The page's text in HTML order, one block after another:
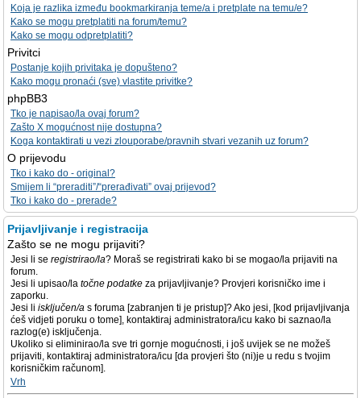
Koja je razlika između bookmarkiranja teme/a i pretplate na temu/e?
Kako se mogu pretplatiti na forum/temu?
Kako se mogu odpretplatiti?
Privitci
Postanje kojih privitaka je dopušteno?
Kako mogu pronaći (sve) vlastite privitke?
phpBB3
Tko je napisao/la ovaj forum?
Zašto X mogućnost nije dostupna?
Koga kontaktirati u vezi zlouporabe/pravnih stvari vezanih uz forum?
O prijevodu
Tko i kako do - original?
Smijem li “preraditi”/“prerađivati” ovaj prijevod?
Tko i kako do - prerade?
Prijavljivanje i registracija
Zašto se ne mogu prijaviti?
Jesi li se registrirao/la? Moraš se registrirati kako bi se mogao/la prijaviti na
forum.
Jesi li upisao/la točne podatke za prijavljivanje? Provjeri korisničko ime i
zaporku.
Jesi li isključen/a s foruma [zabranjen ti je pristup]? Ako jesi, [kod prijavljivanja
ćeš vidjeti poruku o tome], kontaktiraj administratora/icu kako bi saznao/la
razlog(e) isključenja.
Ukoliko si eliminirao/la sve tri gornje mogućnosti, i još uvijek se ne možeš
prijaviti, kontaktiraj administratora/icu [da provjeri što (ni)je u redu s tvojim
korisničkim računom].
Vrh